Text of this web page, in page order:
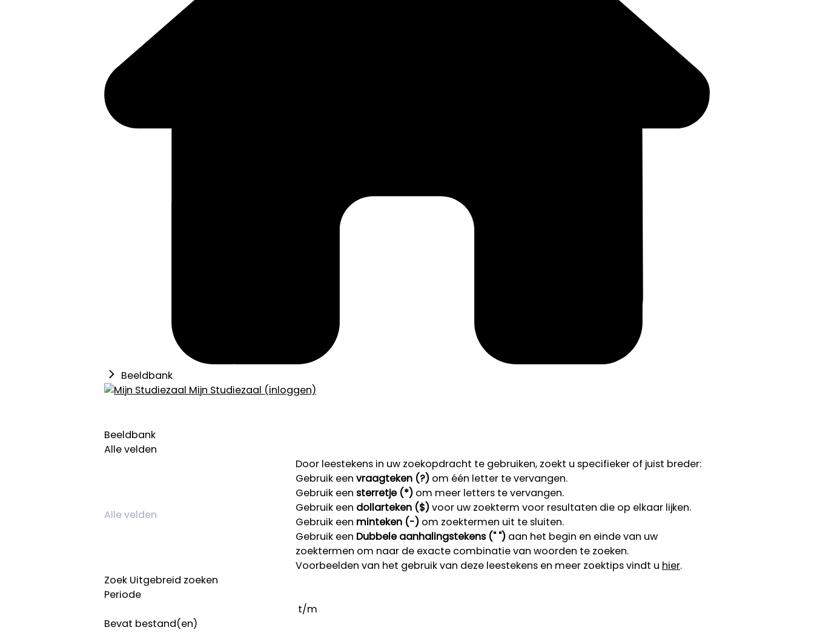
Beeldbank
Mijn Studiezaal (inloggen)
Beeldbank
Alle velden
Door leestekens in uw zoekopdracht te gebruiken, zoekt u specifieker of juist breder:
Gebruik een vraagteken (?) om één letter te vervangen.
Gebruik een sterretje (*) om meer letters te vervangen.
Gebruik een dollarteken ($)voor uw zoekterm voor resultaten die op elkaar lijken.
Gebruik een minteken (-) om zoektermen uit te sluiten.
Gebruik een Dubbele aanhalingstekens (" ") aan het begin en einde van uw
zoektermen om naar de exacte combinatie van woorden te zoeken.
Voorbeelden van het gebruik van deze leestekens en meer zoektips vindt u hier.
Zoek Uitgebreid zoeken
Periode
t/m
Bevat bestand(en)